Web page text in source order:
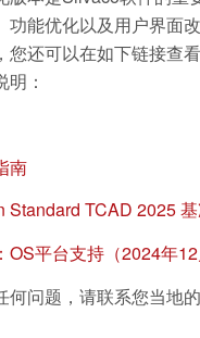
功能优化以及用户界面
您还可以在如下链接查
：
南
Standard TCAD 2025
OS平台支持（2024年12
何问题，请联系您当地